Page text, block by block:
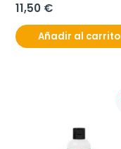
100 ml
11,50 €
Añadir al carrito